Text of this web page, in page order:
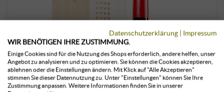
Datenschutzerklärung | Impressum
WIR BENÖTIGEN IHRE ZUSTIMMUNG.
Einige Cookies sind für die Nutzung des Shops erforderlich, andere helfen, unser
Angebot zu analysieren und zu optimieren. Sie können die Cookies akzeptieren,
ablehnen oder die Einstellungen ändern. Mit Klick auf "Alle Akzeptieren"
stimmen Sie dieser Datennutzung zu. Unter "Einstellungen" können Sie Ihre
Zustimmung anpassen. Weitere Informationen finden Sie in unserer